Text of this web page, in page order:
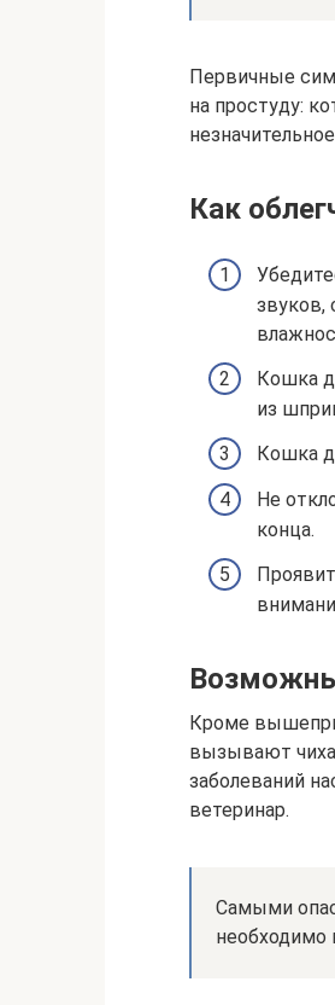
Первичные
на простуду:
Как
звуков,
Кошка
из
Кошка
Не
конца.
Кроме
вызывают
заболеваний
ветеринар.
Самыми
необходимо